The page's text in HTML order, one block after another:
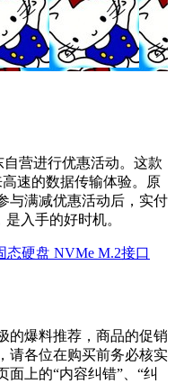
自营进行优惠活动。这款
速的数据传输体验。原
与满减优惠活动后，实付
入手的好时机。
态硬盘 NVMe M.2接口
的爆料推荐，商品的促销
请各位在购买前务必核实
上的“内容纠错”、“纠